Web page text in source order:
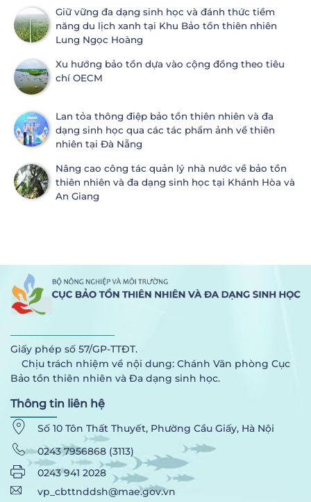
Giữ vững đa dạng sinh học và đánh thức tiềm
năng du lịch xanh tại Khu Bảo tồn thiên nhiên
Lung Ngọc Hoàng
Xu hướng bảo tồn dựa vào cộng đồng theo tiêu
chí OECM
Lan tỏa thông điệp bảo tồn thiên nhiên và đa
dạng sinh học qua các tác phẩm ảnh về thiên
nhiên tại Đà Nẵng
Nâng cao công tác quản lý nhà nước về bảo tồn
thiên nhiên và đa dạng sinh học tại Khánh Hòa và
An Giang
Giấy phép số 57/GP-TTĐT.
Chịu trách nhiệm về nội dung: Chánh Văn phòng Cục
Bảo tồn thiên nhiên và Đa dạng sinh học.
Thông tin liên hệ
Số 10 Tôn Thất Thuyết, Phường Cầu Giấy, Hà Nội
0243 7956868 (3113)
0243 941 2028
vp_cbttnddsh@mae.gov.vn